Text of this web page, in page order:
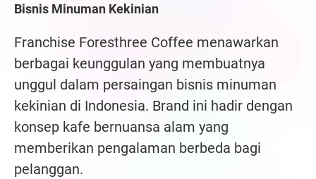
Bisnis Minuman Kekinian
Franchise Foresthree Coffee menawarkan
berbagai keunggulan yang membuatnya
unggul dalam persaingan bisnis minuman
kekinian di Indonesia. Brand ini hadir dengan
konsep kafe bernuansa alam yang
memberikan pengalaman berbeda bagi
pelanggan.